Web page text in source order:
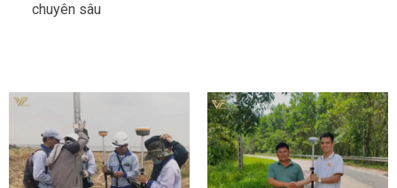
chuyên sâu